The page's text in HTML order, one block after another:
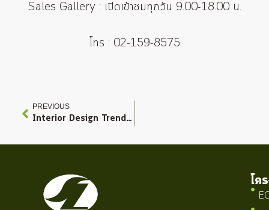
Sales Gallery : เปิดเข้าชมทุกวัน 9.00-18.00 น.
โทร : 02-159-8575
PREVIOUS
Interior Design Trends 2026
โค